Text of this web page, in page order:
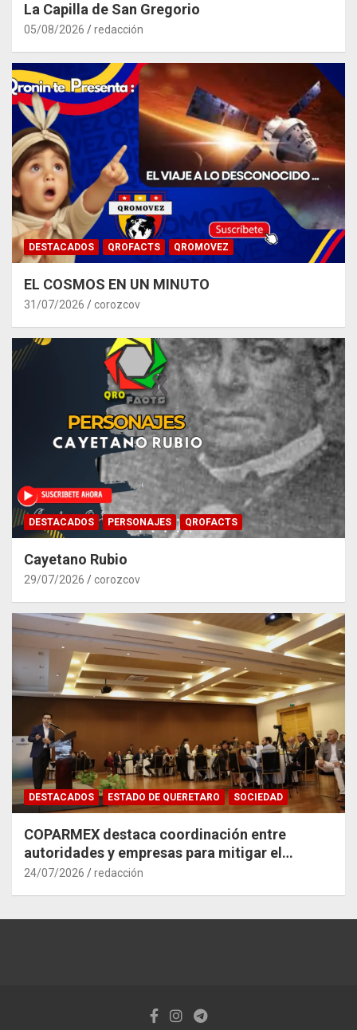
La Capilla de San Gregorio
05/08/2026 redacción
DESTACADOS QROFACTS QROMOVEZ
EL COSMOS EN UN MINUTO
31/07/2026 corozcov
DESTACADOS PERSONAJES QROFACTS
Cayetano Rubio
29/07/2026 corozcov
DESTACADOS ESTADO DE QUERETARO SOCIEDAD
COPARMEX destaca coordinación entre
autoridades y empresas para mitigar el
impacto del Tren México–Querétaro
24/07/2026 redacción